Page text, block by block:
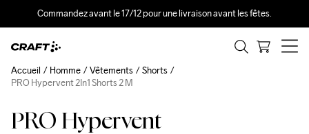
Commandez avant le 17/12 pour une livraison avant les fêtes.
PRO Hypervent
Accueil Homme Vêtements
Shorts
PRO Hypervent 2In1 Shorts 2 M
Outlet